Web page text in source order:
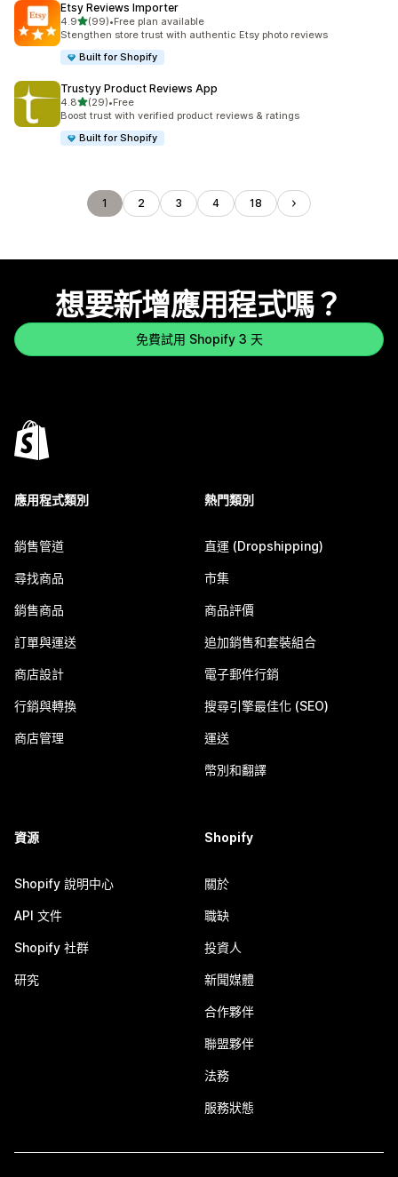
Etsy Reviews Importer
4.9滿分 5 顆星
(99)
共有 99 則評價
•Free plan available
Stengthen store trust with authentic Etsy photo reviews
Built for Shopify
Trustyy Product Reviews App
4.8滿分 5 顆星
(29)
共有 29 則評價
•Free
Boost trust with verified product reviews & ratings
Built for Shopify
1 2 3 4 18
想要新增應用程式嗎？
免費試用 Shopify 3 天
應用程式類別
銷售管道
尋找商品
銷售商品
訂單與運送
商店設計
行銷與轉換
商店管理
熱門類別
直運 (Dropshipping)
市集
商品評價
追加銷售和套裝組合
電子郵件行銷
搜尋引擎最佳化 (SEO)
運送
幣別和翻譯
資源
Shopify 說明中心
API 文件
Shopify 社群
研究
Shopify
關於
職缺
投資人
新聞媒體
合作夥伴
聯盟夥伴
法務
服務狀態